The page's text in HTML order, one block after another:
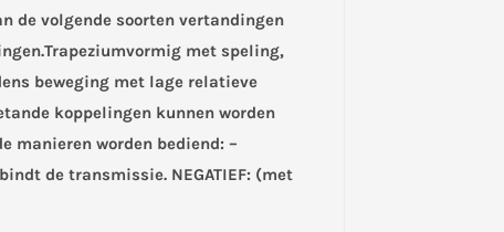
de volgende soorten vertandingen
met speling,
beweging met lage relatieve
koppelingen kunnen worden
manieren worden bediend: –
de transmissie. NEGATIEF: (met